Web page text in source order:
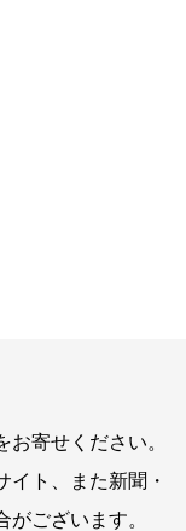
寄せください。
イト、また新聞・
ございます。